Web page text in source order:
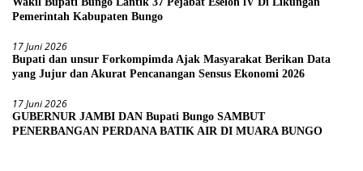
Pemerintah Kabupaten Bungo
17 Juni 2026
Bupati dan unsur Forkompimda Ajak Masyarakat Berikan Data
yang Jujur dan Akurat Pencanangan Sensus Ekonomi 2026
17 Juni 2026
GUBERNUR JAMBI DAN Bupati Bungo SAMBUT
PENERBANGAN PERDANA BATIK AIR DI MUARA BUNGO